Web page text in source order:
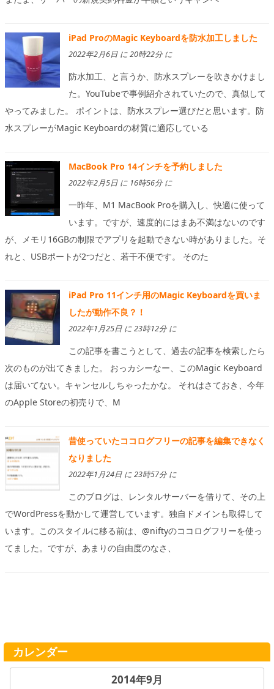
iPad ProのMagic Keyboardを防水加工しました
2022年2月6日 に 20時22分 に
防水加工、と言うか、防水スプレーを吹きかけまし
た。YouTubeで事例紹介されていたので、真似して
やってみました。 ポイントは、防水スプレー選びだと思います。防
水スプレーがMagic Keyboardの材質に適応している
MacBook Pro 14インチを予約しました
2022年2月5日 に 16時56分 に
一昨年、M1 MacBook Proを購入し、快適に使って
います。ですが、速度的にはまあ不満はないのです
が、メモリ16GBの制限でアプリを起動できない時がありました。そ
れと、USBポートが2つだと、若干不便です。 そのた
iPad Pro 11インチ用のMagic Keyboardを買いま
したが動作不良？！
2022年1月25日 に 23時12分 に
この記事を書こうとして、過去の記事を検索したら
次のものが出てきました。 おっカシーなー、このMagic Keyboard
は届いてない。キャンセルしちゃったかな。 それはさておき、今年
のApple Storeの初売りで、M
昔使っていたココログフリーの記事を編集できなく
なりました
2022年1月24日 に 23時57分 に
このブログは、レンタルサーバーを借りて、その上
でWordPressを動かして運営しています。独自ドメインも取得して
います。このスタイルに移る前は、@niftyのココログフリーを使っ
てました。ですが、あまりの自由度のなさ、
カレンダー
2014年9月